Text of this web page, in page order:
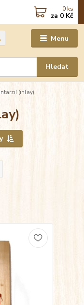
Menu
Hledat
0 ks
za 0 Kč
(inlay)